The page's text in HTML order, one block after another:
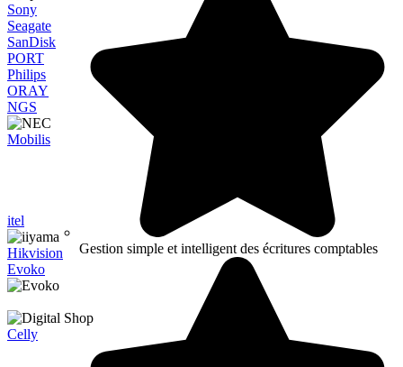
Gestion simple et intelligent des écritures comptables
Sony
Seagate
SanDisk
PORT
Philips
ORAY
NGS
Mobilis
itel
Hikvision
Evoko
Celly